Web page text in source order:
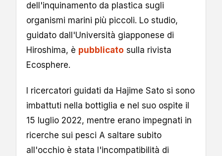
dell'inquinamento da plastica sugli
organismi marini più piccoli. Lo studio,
guidato dall'Università giapponese di
Hiroshima, è pubblicato sulla rivista
Ecosphere.
I ricercatori guidati da Hajime Sato si sono
imbattuti nella bottiglia e nel suo ospite il
15 luglio 2022, mentre erano impegnati in
ricerche sui pesci A saltare subito
all'occhio è stata l'incompatibilità di